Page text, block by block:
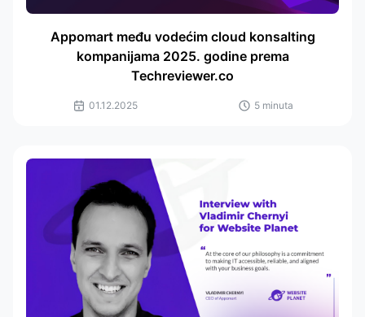
Appomart među vodećim cloud konsalting
kompanijama 2025. godine prema
Techreviewer.co
01.12.2025 5 minuta